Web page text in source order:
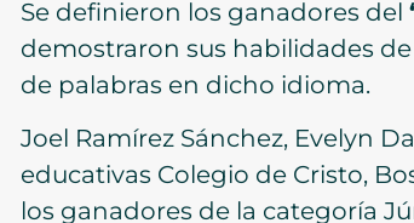
Se definieron los ganadores del
demostraron sus habilidades
de palabras en dicho idioma.
Joel Ramírez Sánchez, Evelyn
educativas Colegio de Cristo,
los ganadores de la categoría